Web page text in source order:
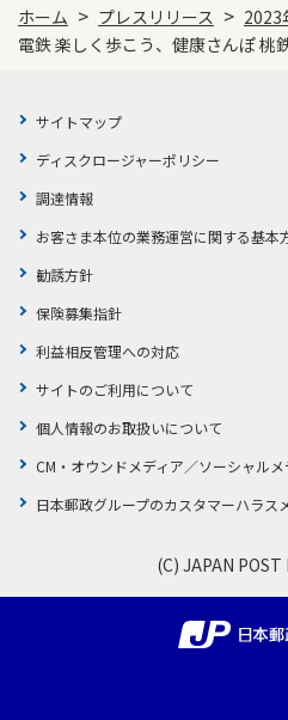
ホーム > プレスリリース > 2023
電鉄 楽しく歩こう、健康さんぽ 桃
サイトマップ
ディスクロージャーポリシー
調達情報
お客さま本位の業務運営に関する基本
勧誘方針
保険募集指針
利益相反管理への対応
サイトのご利用について
個人情報のお取扱いについて
CM・オウンドメディア／ソーシャルメ
日本郵政グループのカスタマーハラス
(C) JAPAN POST